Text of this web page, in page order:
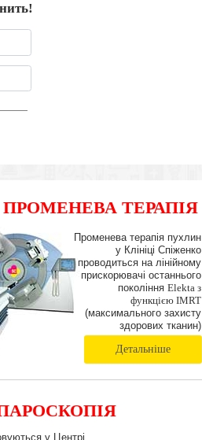
ПРОМЕНЕВА ТЕРАПІЯ
IMRT
Променева терапія пухлин
у Клініці Спіженко
проводиться на лінійному
прискорювачі останнього
покоління Elekta з
функцією IMRT
(максимального захисту
здорових тканин)
Детальніше
у Центрі